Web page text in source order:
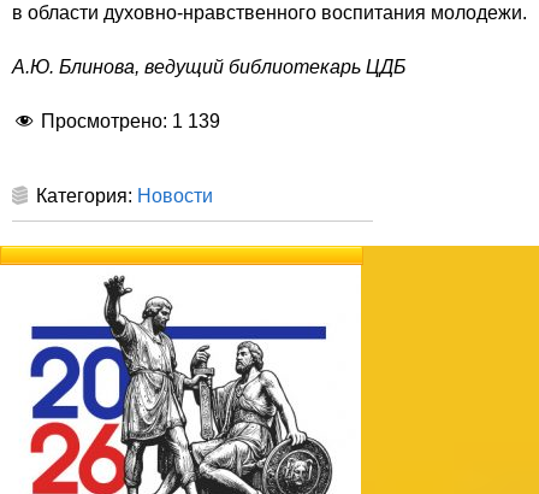
в области духовно-нравственного воспитания молодежи.
А.Ю. Блинова, ведущий библиотекарь ЦДБ
Просмотрено: 1 139
Категория: Новости